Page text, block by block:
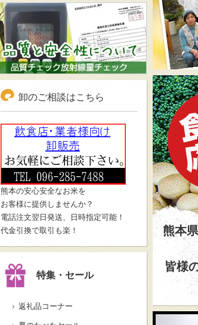
熊本、益
お召し上
食べて
熊本
皆様
卸のご相談はこちら
熊本の安心安全なお米を
お客様に提供しませんか？
電話注文翌日発送、日時指定可能！
代金引換で取引も楽！
特集・セール
返礼品コーナー